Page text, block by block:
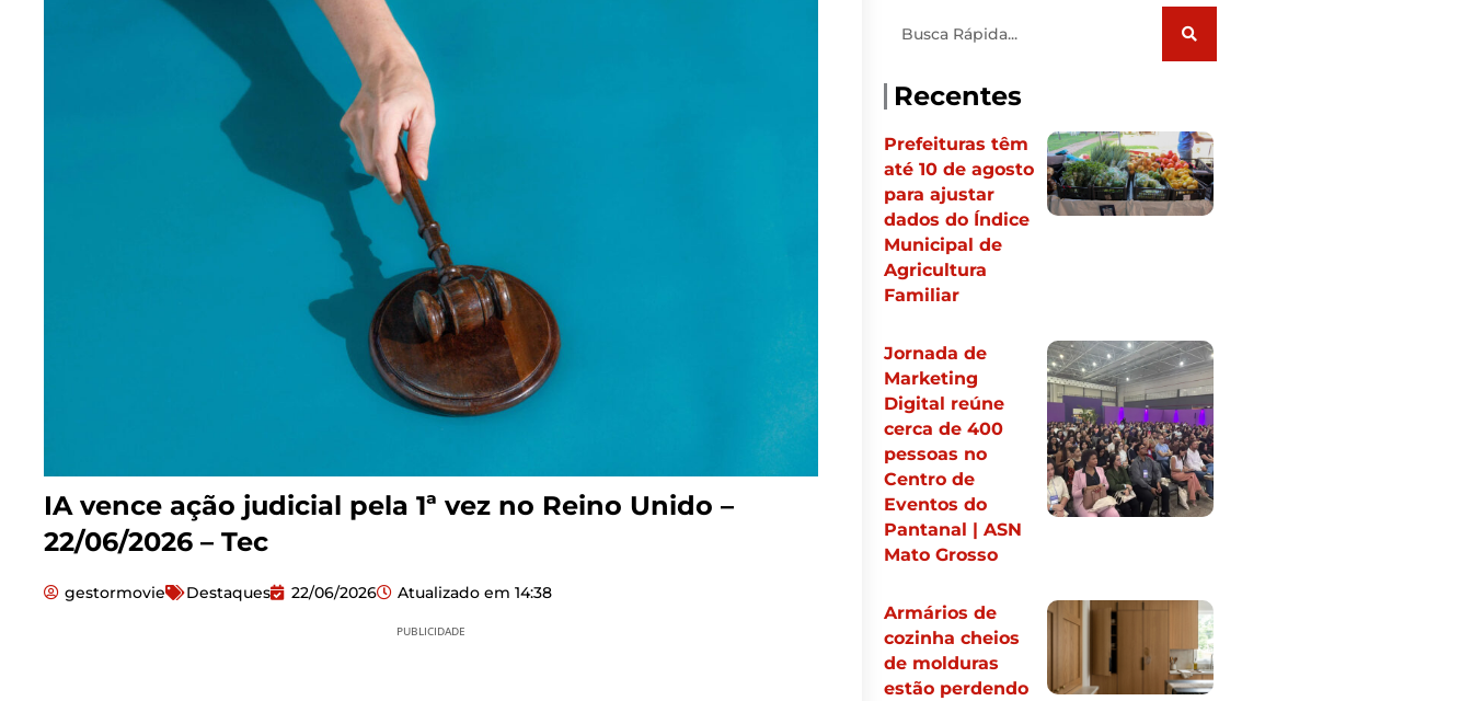
IA vence ação judicial pela 1ª vez no Reino Unido –
22/06/2026 – Tec
gestormovie Destaques 22/06/2026 Atualizado em 14:38
PUBLICIDADE
Recentes
Prefeituras têm
até 10 de agosto
para ajustar
dados do Índice
Municipal de
Agricultura
Familiar
Jornada de
Marketing
Digital reúne
cerca de 400
pessoas no
Centro de
Eventos do
Pantanal | ASN
Mato Grosso
Armários de
cozinha cheios
de molduras
estão perdendo